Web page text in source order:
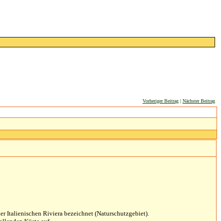
Vorheriger Beitrag | Nächster Beitrag
Italienischen Riviera bezeichnet (Naturschutzgebiet).